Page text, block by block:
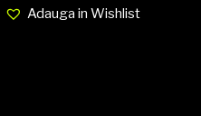
Adauga in Wishlist